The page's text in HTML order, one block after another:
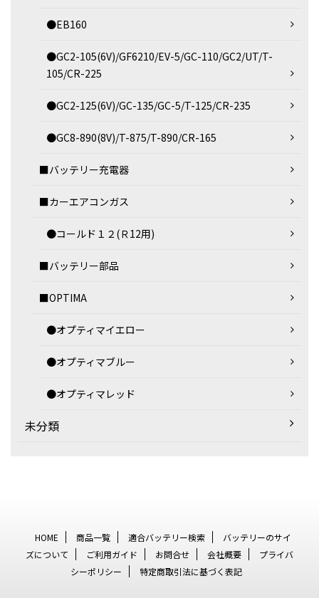
●EB160
●GC2-105(6V)/GF6210/EV-5/GC-110/GC2/UT/T-
105/CR-225
●GC2-125(6V)/GC-135/GC-5/T-125/CR-235
●GC8-890(8V)/T-875/T-890/CR-165
■バッテリー充電器
■カーエアコンガス
●コールド１２(Ｒ12用)
■バッテリー部品
■OPTIMA
●オプティマイエロー
●オプティマブルー
●オプティマレッド
未分類
HOME 商品一覧 適合バッテリー検索
バッテリーのサイ
ズについて
ご利用ガイド お問合せ 会社概要
プライバ
シーポリシー
特定商取引法に基づく表記